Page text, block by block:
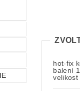
hot-fix
balení
velikost